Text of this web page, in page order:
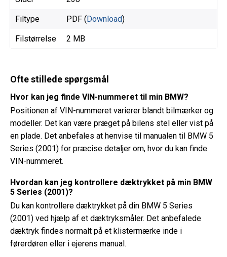
Filtype PDF (Download)
Filstørrelse 2 MB
Ofte stillede spørgsmål
Hvor kan jeg finde VIN-nummeret til min BMW?
Positionen af ​​VIN-nummeret varierer blandt bilmærker og
modeller. Det kan være præget på bilens stel eller vist på
en plade. Det anbefales at henvise til manualen til BMW 5
Series (2001) for præcise detaljer om, hvor du kan finde
VIN-nummeret.
Hvordan kan jeg kontrollere dæktrykket på min BMW
5 Series (2001)?
Du kan kontrollere dæktrykket på din BMW 5 Series
(2001) ved hjælp af et dæktryksmåler. Det anbefalede
dæktryk findes normalt på et klistermærke inde i
førerdøren eller i ejerens manual.